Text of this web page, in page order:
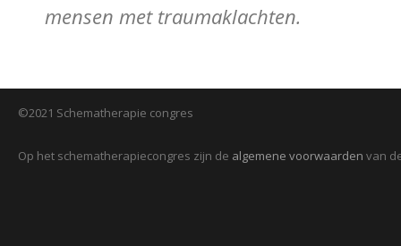
mensen met traumaklachten.
©2021 Schematherapie congres
Op het schematherapiecongres zijn de algemene voorwaarden van